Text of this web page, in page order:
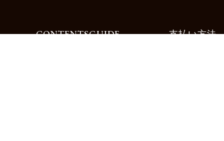
CONTENTSGUIDE 支払い方法